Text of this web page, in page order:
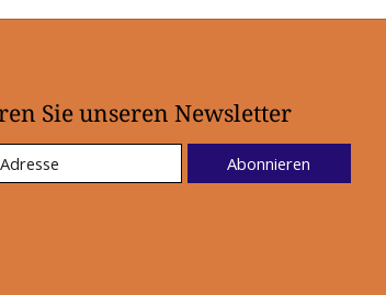
Sie unseren Newsletter
Abonnieren